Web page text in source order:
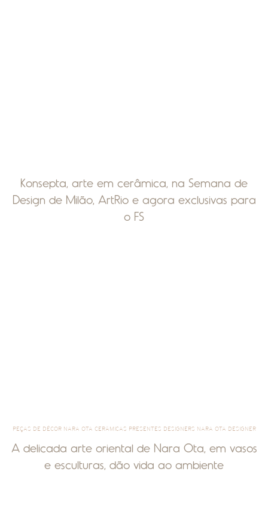
Konsepta, arte em cerâmica, na Semana de
Design de Milão, ArtRio e agora exclusivas para
o FS
PEÇAS DE DÉCOR NARA OTA CERÂMICAS PRESENTES DESIGNERS NARA OTA DESIGNER
A delicada arte oriental de Nara Ota, em vasos
e esculturas, dão vida ao ambiente